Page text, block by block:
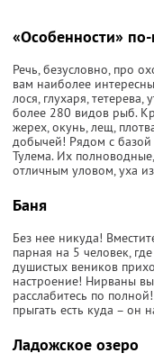
«Особенности» по-
Речь, безусловно, про
вам наиболее
лося, глухаря,
более 280 видов рыб.
жерех, окунь, лещ,
добычей! Рядом с базой
Тулема. Их
отличным уловом, уха
Баня
Без нее никуда!
парная на 5 человек,
душистых веников
настроение! Нирваны
расслабитесь по
прыгать есть куда – он
Ладожское озеро